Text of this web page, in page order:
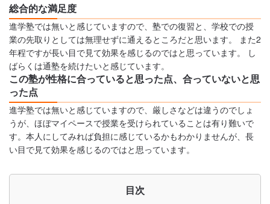
総合的な満足度
進学塾では無いと感じていますので、塾での復習と、学校での授
業の先取りとしては無理せずに通えるところだと思います。 また2
年程ですが長い目で見て効果を感じるのではと思っています。 し
ばらくは通塾を続けたいと感じています。
この塾が性格に合っていると思った点、合っていないと思
った点
進学塾では無いと感じていますので、厳しさなどは違うのでしょ
うが、ほぼマイペースで授業を受けられていることは有り難いで
す。本人にしてみれば負担に感じているかもわかりませんが、長
い目で見て効果を感じるのではと思っています。
目次